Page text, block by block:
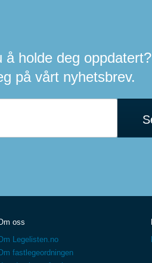
holde deg oppdatert?
på vårt nyhetsbrev.
oss
Legelisten.no
fastlegeordningen